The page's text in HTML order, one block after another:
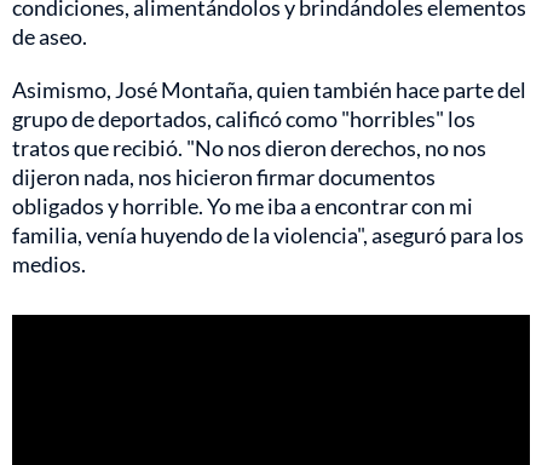
condiciones, alimentándolos y brindándoles elementos
de aseo.
Asimismo, José Montaña, quien también hace parte del
grupo de deportados, calificó como "horribles" los
tratos que recibió. "No nos dieron derechos, no nos
dijeron nada, nos hicieron firmar documentos
obligados y horrible. Yo me iba a encontrar con mi
familia, venía huyendo de la violencia", aseguró para los
medios.